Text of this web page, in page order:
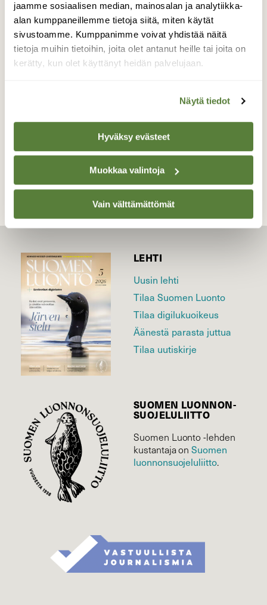
jaamme sosiaalisen median, mainosalan ja analytiikka-
alan kumppaneillemme tietoja siitä, miten käytät
sivustoamme. Kumppanimme voivat yhdistää näitä
tietoja muihin tietoihin, joita olet antanut heille tai joita on
kerätty, kun olet käyttänyt heidän palvelujaan.
Näytä tiedot
Hyväksy evästeet
Muokkaa valintoja
Vain välttämättömät
Kaakkuri lammella
Tällä hiljaisella lammella pesii vuosittain
kaakkuripari
LEHTI
Uusin lehti
Tilaa Suomen Luonto
Tilaa digilukuoikeus
Äänestä parasta juttua
Tilaa uutiskirje
SUOMEN LUONNON­
SUOJELU­LIITTO
Suomen Luonto -lehden
kustantaja onSuomen
luonnonsuojelu­liitto.